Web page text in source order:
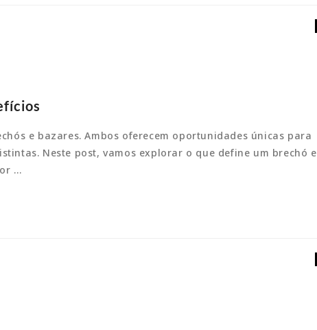
e bazares. Ambos oferecem oportunidades únicas para
Neste post, vamos explorar o que define um brechó e
…